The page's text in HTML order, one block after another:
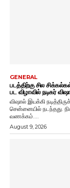
GENERAL
படத்திற்கு சில
பட விழாவில் நடிகர்
விஷால் இயக்கி
சென்னையில் நடந்தது. நிகழ்வில் நடிகர் விஷால் பேசியதாவது, "அனைவருக்கும்
வணக்கம்....
August 9, 2026